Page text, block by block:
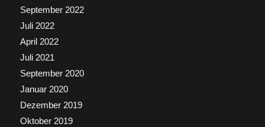
September 2022
Juli 2022
April 2022
Juli 2021
September 2020
Januar 2020
Dezember 2019
Oktober 2019